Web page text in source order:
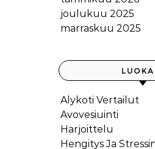
joulukuu 2025
marraskuu 2025
Alykoti Vertailut
Avovesiuinti
Harjoittelu
Hengitys Ja